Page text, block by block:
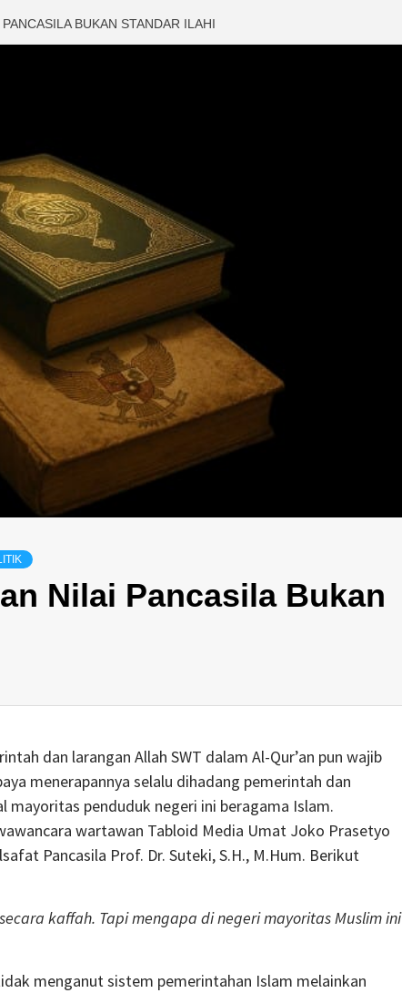
BUKAN STANDAR ILAHI
Nilai Pancasila Bukan
dan larangan Allah SWT dalam Al-Qur’an pun wajib
menerapannya selalu dihadang pemerintah dan
penduduk negeri ini beragama Islam.
wartawan Tabloid Media Umat Joko Prasetyo
Pancasila Prof. Dr. Suteki, S.H., M.Hum. Berikut
kaffah. Tapi mengapa di negeri mayoritas Muslim ini
menganut sistem pemerintahan Islam melainkan